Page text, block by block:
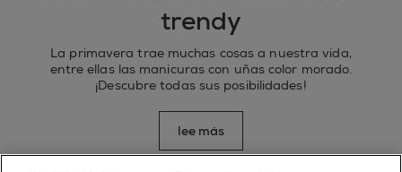
trendy
La primavera trae muchas cosas a nuestra vida,
entre ellas las manicuras con uñas color morado.
¡Descubre todas sus posibilidades!
lee más